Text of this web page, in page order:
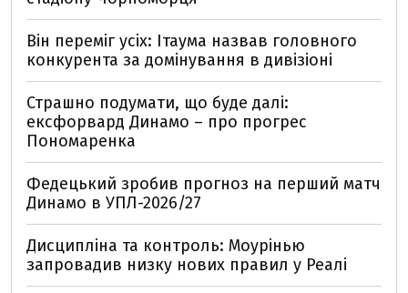
Він переміг усіх: Ітаума назвав головного
конкурента за домінування в дивізіоні
Страшно подумати, що буде далі:
ексфорвард Динамо – про прогрес
Пономаренка
Федецький зробив прогноз на перший матч
Динамо в УПЛ-2026/27
Дисципліна та контроль: Моурінью
запровадив низку нових правил у Реалі